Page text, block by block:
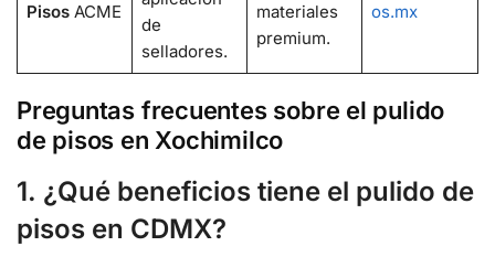
Pisos ACME
de
selladores.
materiales
premium.
os.mx
Preguntas frecuentes sobre el pulido
de pisos en Xochimilco
1. ¿Qué beneficios tiene el pulido de
pisos en CDMX?